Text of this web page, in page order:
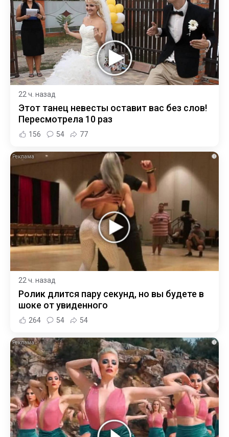
22 ч. назад
Этот танец невесты оставит вас без слов!
Пересмотрела 10 раз
156 54 77
i
22 ч. назад
Ролик длится пару секунд, но вы будете в
шоке от увиденного
264 54 54
i